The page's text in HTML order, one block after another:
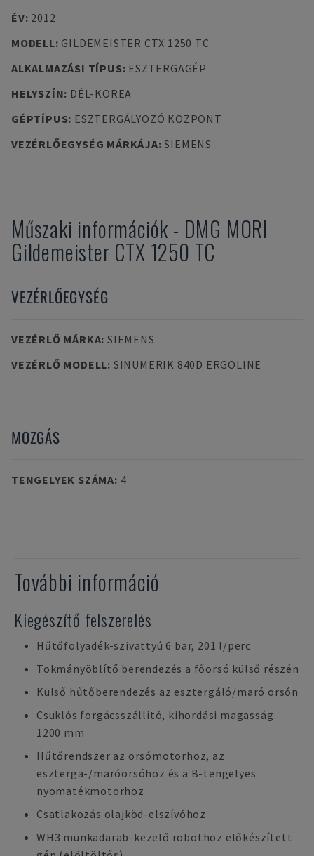
ÉV: 2012
MODELL: GILDEMEISTER CTX 1250 TC
ALKALMAZÁSI TÍPUS: ESZTERGAGÉP
HELYSZÍN: DÉL-KOREA
GÉPTÍPUS: ESZTERGÁLYOZÓ KÖZPONT
VEZÉRLŐEGYSÉG MÁRKÁJA:SIEMENS
Műszaki információk - DMG MORI
Gildemeister CTX 1250 TC
VEZÉRLŐEGYSÉG
VEZÉRLŐ MÁRKA: SIEMENS
VEZÉRLŐ MODELL: SINUMERIK 840D ERGOLINE
MOZGÁS
TENGELYEK SZÁMA: 4
További információ
Kiegészítő felszerelés
Hűtőfolyadék-szivattyú 6 bar, 201 l/perc
Tokmányöblítő berendezés a főorsó külső részén
Külső hűtőberendezés az esztergáló/maró orsón
Csuklós forgácsszállító, kihordási magasság
1200 mm
Hűtőrendszer az orsómotorhoz, az
eszterga-/maróorsóhoz és a B-tengelyes
nyomatékmotorhoz
Csatlakozás olajköd-elszívóhoz
WH3 munkadarab-kezelő robothoz előkészített